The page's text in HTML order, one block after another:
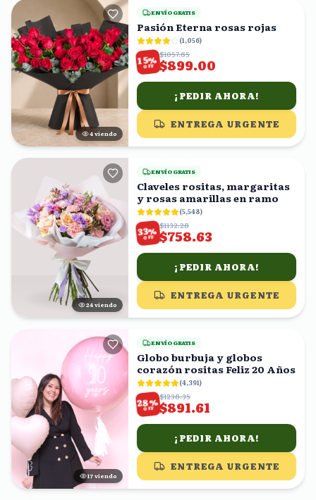
5 viendo
ENVÍO GRATIS
Pasión Eterna rosas rojas
(1,056)
15%
OFF
$1057.65
$899.00
¡PEDIR AHORA!
ENTREGA URGENTE
24 viendo
ENVÍO GRATIS
Claveles rositas, margaritas
y rosas amarillas en ramo
(5,548)
33%
OFF
$1132.28
$758.63
¡PEDIR AHORA!
ENTREGA URGENTE
16 viendo
ENVÍO GRATIS
Globo burbuja y globos
corazón rositas Feliz 20 Años
(4,391)
28%
OFF
$1238.35
$891.61
¡PEDIR AHORA!
ENTREGA URGENTE